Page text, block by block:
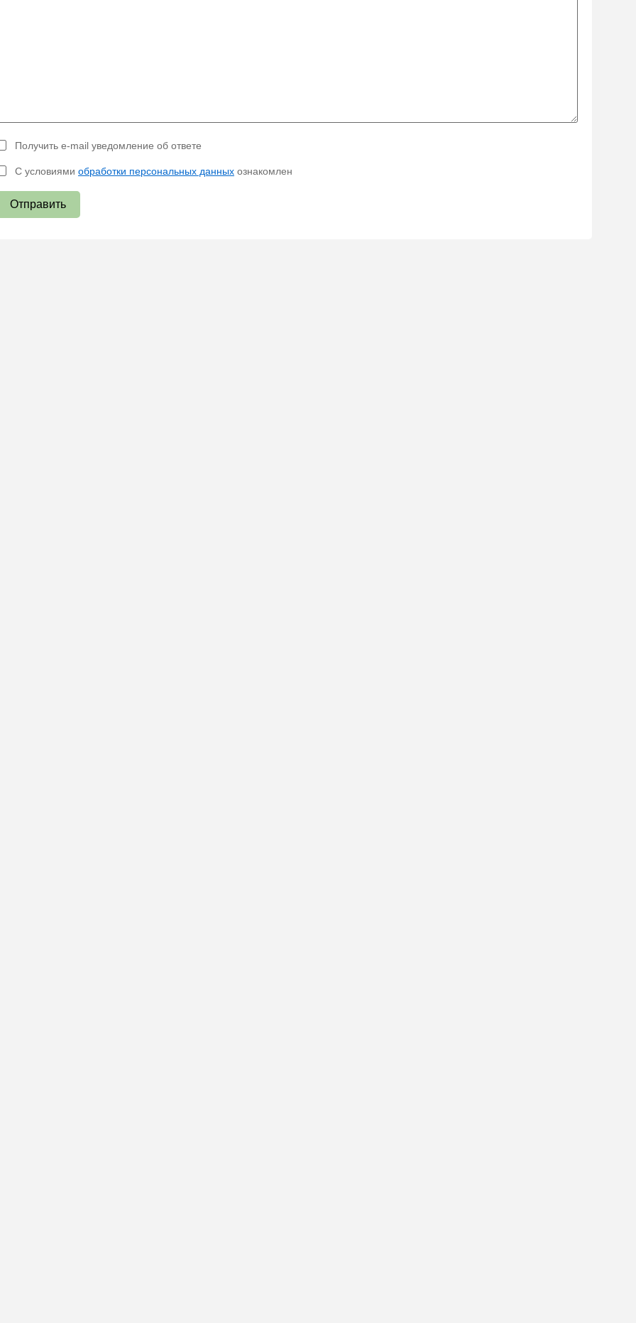
Получить e-mail уведомление об ответе
С условиями обработки персональных данных ознакомлен
Отправить